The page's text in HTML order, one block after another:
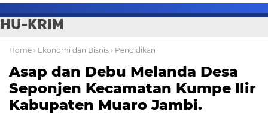
HU-KRIM
Home › Ekonomi dan Bisnis › Pendidikan
Asap dan Debu Melanda Desa
Seponjen Kecamatan Kumpe Ilir
Kabupaten Muaro Jambi.